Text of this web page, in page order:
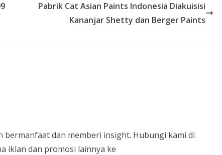
Pabrik Cat Asian Paints Indonesia Diakuisisi
Kananjar Shetty dan Berger Paints
dan memberi insight. Hubungi kami di
iklan dan promosi lainnya ke